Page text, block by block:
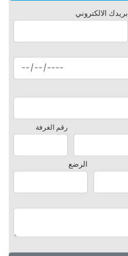
بريدك الالكتروني
رقم الغرفة
الرضع